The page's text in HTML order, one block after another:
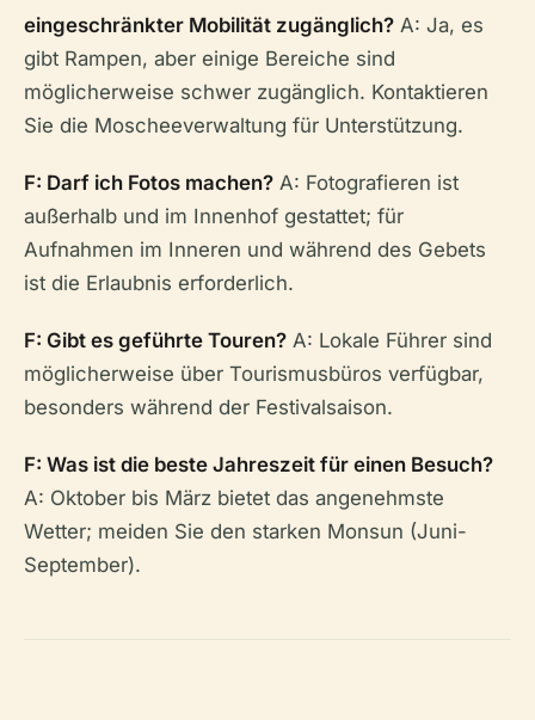
eingeschränkter Mobilität zugänglich? A: Ja, es
gibt Rampen, aber einige Bereiche sind
möglicherweise schwer zugänglich. Kontaktieren
Sie die Moscheeverwaltung für Unterstützung.
F: Darf ich Fotos machen? A: Fotografieren ist
außerhalb und im Innenhof gestattet; für
Aufnahmen im Inneren und während des Gebets
ist die Erlaubnis erforderlich.
F: Gibt es geführte Touren? A: Lokale Führer sind
möglicherweise über Tourismusbüros verfügbar,
besonders während der Festivalsaison.
F: Was ist die beste Jahreszeit für einen Besuch?
A: Oktober bis März bietet das angenehmste
Wetter; meiden Sie den starken Monsun (Juni-
September).